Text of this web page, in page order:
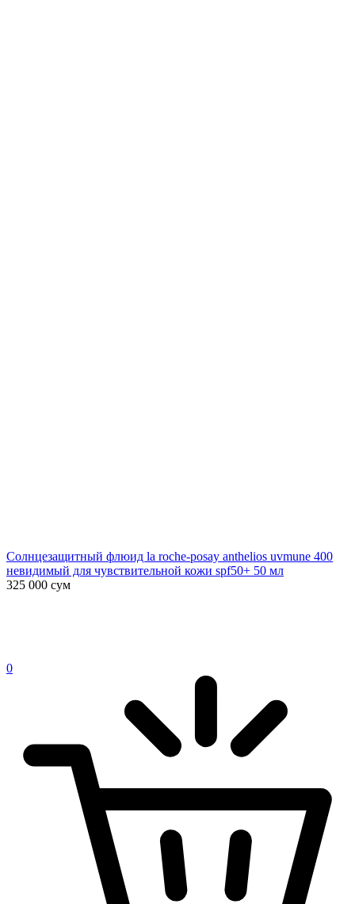
Солнцезащитный флюид la roche-posay anthelios uvmune 400
невидимый для чувствительной кожи spf50+ 50 мл
325 000 сум
0